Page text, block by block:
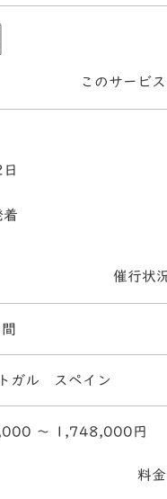
このサービ
着
催行状
ガル スペイン
〜 1,748,000円
料